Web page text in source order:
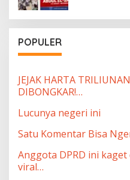
POPULER
JEJAK HARTA
DIBONGKAR!…
Lucunya negeri ini
Satu Komentar Bisa
Anggota DPRD ini
viral…